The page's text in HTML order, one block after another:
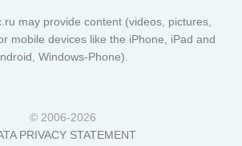
may provide content (videos, pictures,
mobile devices like the iPhone, iPad and
Windows-Phone).
© 2006-2026
PRIVACY STATEMENT